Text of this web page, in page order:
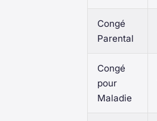
Congé
Parental
Congé
pour
Maladie